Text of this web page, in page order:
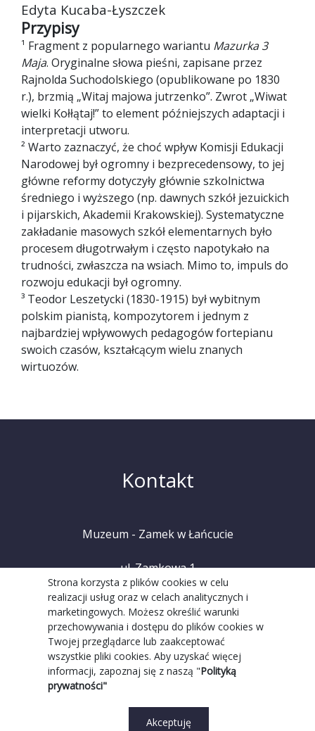
Edyta Kucaba-Łyszczek
Przypisy
¹ Fragment z popularnego wariantu Mazurka 3
Maja. Oryginalne słowa pieśni, zapisane przez
Rajnolda Suchodolskiego (opublikowane po 1830
r.), brzmią „Witaj majowa jutrzenko”. Zwrot „Wiwat
wielki Kołłątaj!” to element późniejszych adaptacji i
interpretacji utworu.
² Warto zaznaczyć, że choć wpływ Komisji Edukacji
Narodowej był ogromny i bezprecedensowy, to jej
główne reformy dotyczyły głównie szkolnictwa
średniego i wyższego (np. dawnych szkół jezuickich
i pijarskich, Akademii Krakowskiej). Systematyczne
zakładanie masowych szkół elementarnych było
procesem długotrwałym i często napotykało na
trudności, zwłaszcza na wsiach. Mimo to, impuls do
rozwoju edukacji był ogromny.
³ Teodor Leszetycki (1830-1915) był wybitnym
polskim pianistą, kompozytorem i jednym z
najbardziej wpływowych pedagogów fortepianu
swoich czasów, kształcącym wielu znanych
wirtuozów.
Strona korzysta z plików cookies w celu
realizacji usług oraz w celach analitycznych i
marketingowych. Możesz określić warunki
przechowywania i dostępu do plików cookies w
Twojej przeglądarce lub zaakceptować
wszystkie pliki cookies. Aby uzyskać więcej
informacji, zapoznaj się z naszą "Polityką
prywatności"
Akceptuję
Kontakt
Muzeum - Zamek w Łańcucie
ul. Zamkowa 1
37-100 Łańcut
tel. +48 (17) 225 20 08